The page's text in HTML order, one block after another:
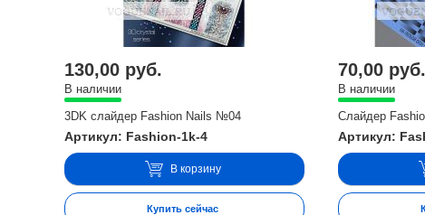
130,00 руб.
В наличии
3DK слайдер Fashion Nails №04
Артикул: Fashion-1k-4
В корзину
Купить сейчас
70,00 руб.
В наличии
Слайдер
Артикул: